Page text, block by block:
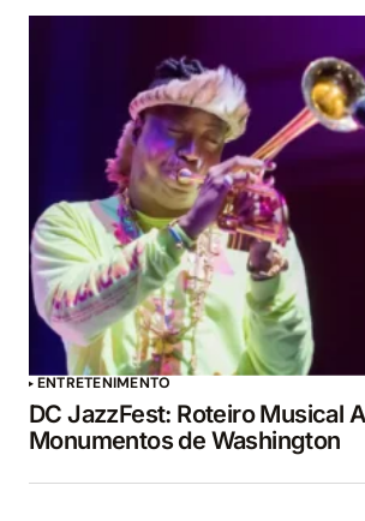
ENTRETENIMENTO
DC JazzFest: Roteiro Musical
Monumentos de Washington